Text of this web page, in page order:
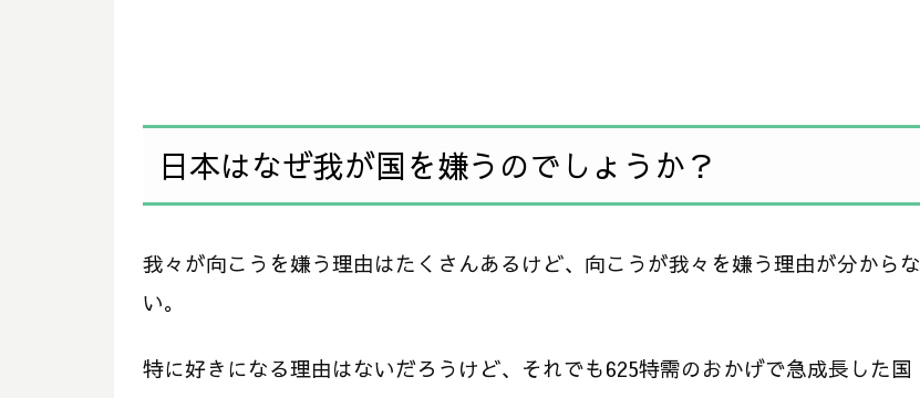
日本はなぜ我が国を嫌うのでしょうか？
我々が向こうを嫌う理由はたくさんあるけど、向こうが我々を嫌う理由が分からな
い。
特に好きになる理由はないだろうけど、それでも625特需のおかげで急成長した国